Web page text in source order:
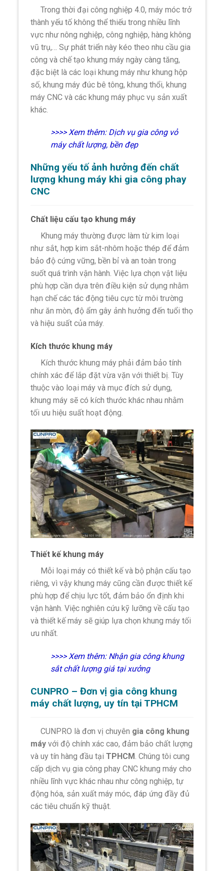
Trong thời đại công nghiệp 4.0, máy móc trở
thành yếu tố không thể thiếu trong nhiều lĩnh
vực như nông nghiệp, công nghiệp, hàng không
vũ trụ,… Sự phát triển này kéo theo nhu cầu gia
công và chế tạo khung máy ngày càng tăng,
đặc biệt là các loại khung máy như khung hộp
số, khung máy đúc bê tông, khung thổi, khung
máy CNC và các khung máy phục vụ sản xuất
khác.
>>>> Xem thêm: Dịch vụ gia công vỏ
máy chất lượng, bền đẹp
Những yếu tố ảnh hưởng đến chất
lượng khung máy khi gia công phay
CNC
Chất liệu cấu tạo khung máy
Khung máy thường được làm từ kim loại
như sắt, hợp kim sắt-nhôm hoặc thép để đảm
bảo độ cứng vững, bền bỉ và an toàn trong
suốt quá trình vận hành. Việc lựa chọn vật liệu
phù hợp cần dựa trên điều kiện sử dụng nhằm
hạn chế các tác động tiêu cực từ môi trường
như ăn mòn, độ ẩm gây ảnh hưởng đến tuổi thọ
và hiệu suất của máy.
Kích thước khung máy
Kích thước khung máy phải đảm bảo tính
chính xác để lắp đặt vừa vặn với thiết bị. Tùy
thuộc vào loại máy và mục đích sử dụng,
khung máy sẽ có kích thước khác nhau nhằm
tối ưu hiệu suất hoạt động.
Thiết kế khung máy
Mỗi loại máy có thiết kế và bộ phận cấu tạo
riêng, vì vậy khung máy cũng cần được thiết kế
phù hợp để chịu lực tốt, đảm bảo ổn định khi
vận hành. Việc nghiên cứu kỹ lưỡng về cấu tạo
và thiết kế máy sẽ giúp lựa chọn khung máy tối
ưu nhất.
>>>> Xem thêm: Nhận gia công khung
sắt chất lượng giá tại xưởng
CUNPRO – Đơn vị gia công khung
máy chất lượng, uy tín tại TPHCM
CUNPRO là đơn vị chuyên gia công khung
máy với độ chính xác cao, đảm bảo chất lượng
và uy tín hàng đầu tạiTPHCM. Chúng tôi cung
cấp dịch vụ gia công phay CNC khung máy cho
nhiều lĩnh vực khác nhau như công nghiệp, tự
động hóa, sản xuất máy móc, đáp ứng đầy đủ
các tiêu chuẩn kỹ thuật.